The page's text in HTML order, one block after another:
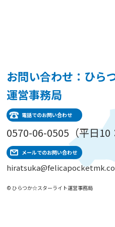
お問い合わせ：ひら
運営事務局
電話でのお問い合わせ
0570-06-0505（平日10
メールでのお問い合わせ
© ひらつか☆スターライト運営事務局